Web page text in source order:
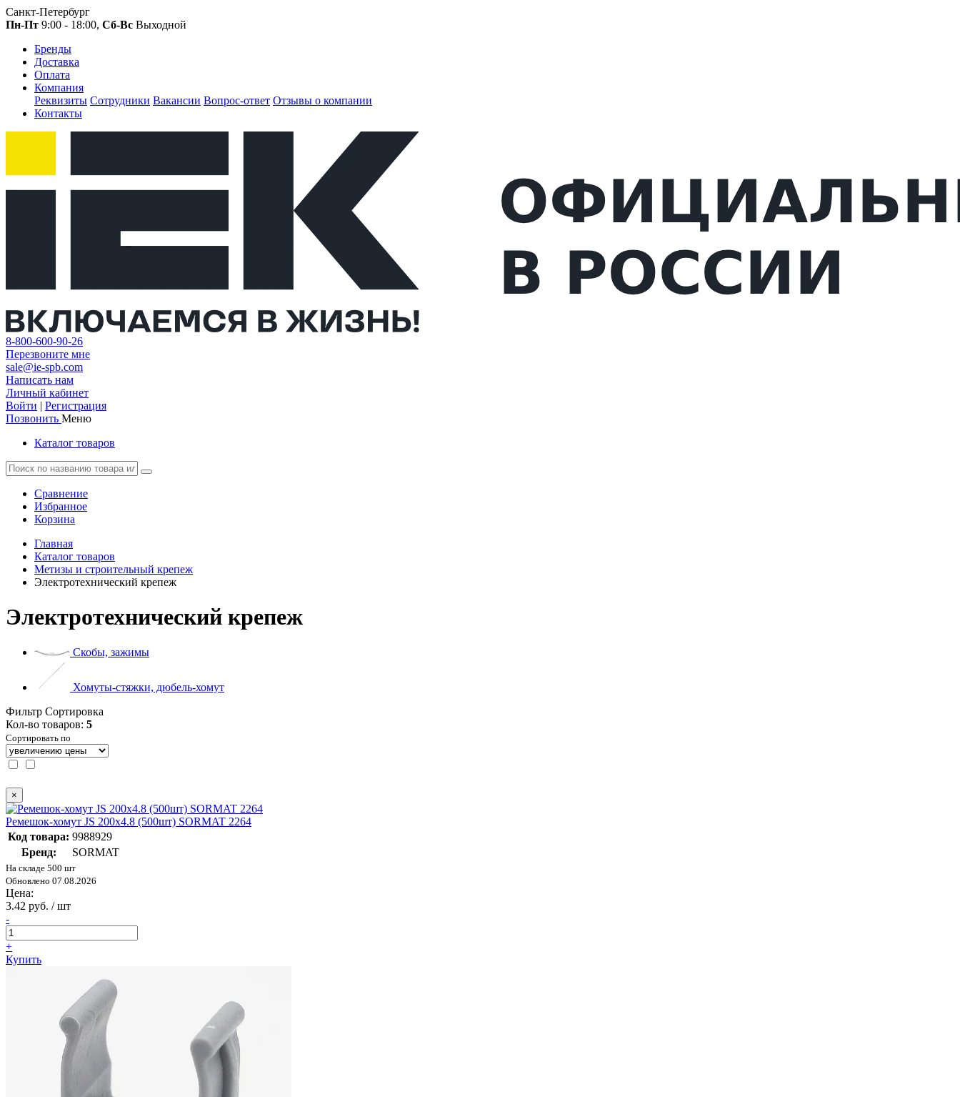
Санкт-Петербург
Пн-Пт 9:00 - 18:00, Сб-Вс Выходной
Бренды
Доставка
Оплата
Компания
Реквизиты Сотрудники Вакансии Вопрос-ответ Отзывы о компании
Контакты
8-800-600-90-26
Перезвоните мне
sale@ie-spb.com
Написать нам
Личный кабинет
Войти | Регистрация
Позвонить Меню
Каталог товаров
Сравнение
Избранное
Корзина
Главная
Каталог товаров
Метизы и строительный крепеж
Электротехнический крепеж
Электротехнический крепеж
Скобы, зажимы
Хомуты-стяжки, дюбель-хомут
Фильтр Сортировка
Кол-во товаров: 5
Сортировать по
×
Ремешок-хомут JS 200х4.8 (500шт) SORMAT 2264
Код товара: 9988929
Бренд:
SORMAT
На складе 500 шт
Обновлено 07.08.2026
Цена:
3.42 руб. / шт
-
+
Купить